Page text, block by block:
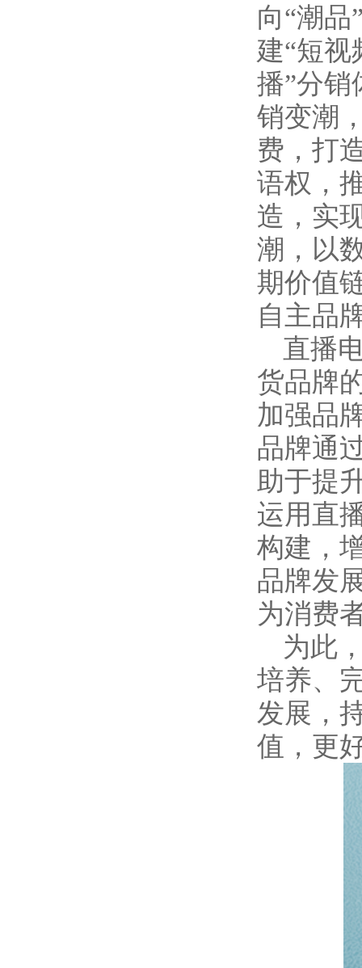
向“潮
建“短视
播”分销
销变潮
费，打
语权，
造，实
潮，以
期价值
自主品
直播
货品牌
加强品
品牌通
助于提
运用直
构建，
品牌发
为消费
为此
培养、
发展，
值，更